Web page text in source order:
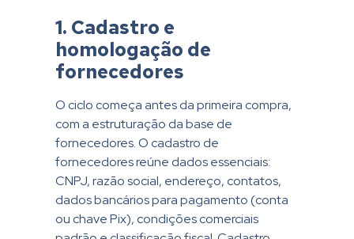
1. Cadastro e
homologação de
fornecedores
O ciclo começa antes da primeira compra,
com a estruturação da base de
fornecedores. O cadastro de
fornecedores reúne dados essenciais:
CNPJ, razão social, endereço, contatos,
dados bancários para pagamento (conta
ou chave Pix), condições comerciais